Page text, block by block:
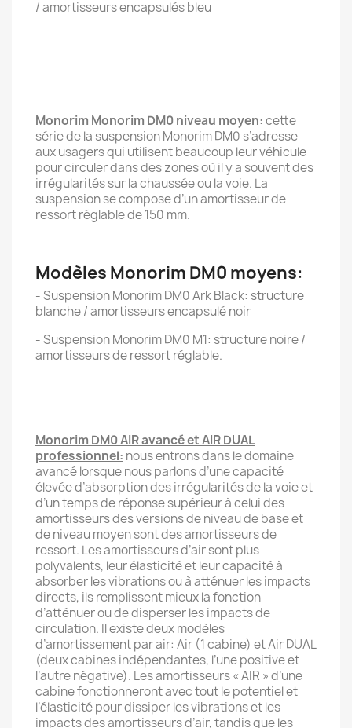
/ amortisseurs encapsulés bleu
Monorim Monorim DM0 niveau moyen:cette
série de la suspension Monorim DM0 s’adresse
aux usagers qui utilisent beaucoup leur véhicule
pour circuler dans des zones où il y a souvent des
irrégularités sur la chaussée ou la voie. La
suspension se compose d’un amortisseur de
ressort réglable de 150 mm.
Modèles Monorim DM0 moyens:
- Suspension Monorim DM0 Ark Black: structure
blanche / amortisseurs encapsulé noir
- Suspension Monorim DM0 M1: structure noire /
amortisseurs de ressort réglable.
Monorim DM0 AIR avancé et AIR DUAL
professionnel: nous entrons dans le domaine
avancé lorsque nous parlons d’une capacité
élevée d’absorption des irrégularités de la voie et
d’un temps de réponse supérieur à celui des
amortisseurs des versions de niveau de base et
de niveau moyen sont des amortisseurs de
ressort. Les amortisseurs d’air sont plus
polyvalents, leur élasticité et leur capacité à
absorber les vibrations ou à atténuer les impacts
directs, ils remplissent mieux la fonction
d’atténuer ou de disperser les impacts de
circulation. Il existe deux modèles
d’amortissement par air: Air (1 cabine) et Air DUAL
(deux cabines indépendantes, l’une positive et
l’autre négative). Les amortisseurs « AIR » d’une
cabine fonctionneront avec tout le potentiel et
l’élasticité pour dissiper les vibrations et les
impacts des amortisseurs d’air, tandis que les